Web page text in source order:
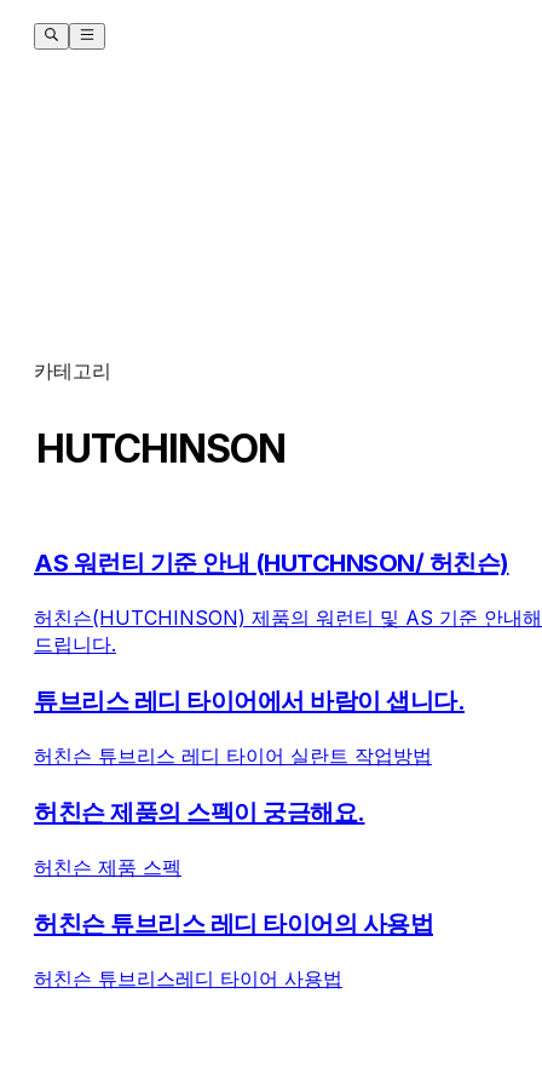
카테고리
HUTCHINSON
AS 워런티 기준 안내 (HUTCHNSON/ 허친슨)
허친슨(HUTCHINSON) 제품의 워런티 및 AS 기준 안내해
드립니다.
튜브리스 레디 타이어에서 바람이 샙니다.
허친슨 튜브리스 레디 타이어 실란트 작업방법
허친슨 제품의 스펙이 궁금해요.
허친슨 제품 스펙
허친슨 튜브리스 레디 타이어의 사용법
허친슨 튜브리스레디 타이어 사용법